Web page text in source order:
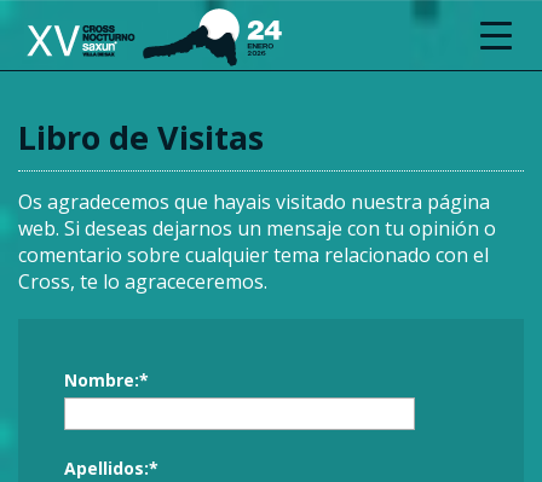
Libro de Visitas
Os agradecemos que hayais visitado nuestra página
web. Si deseas dejarnos un mensaje con tu opinión o
comentario sobre cualquier tema relacionado con el
Cross, te lo agraceceremos.
Nombre:*
Apellidos:*